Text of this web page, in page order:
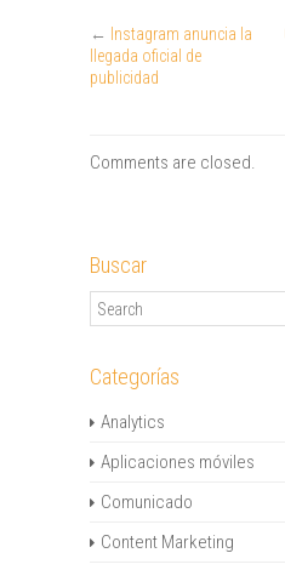
←
Instagram anuncia la
llegada oficial de
publicidad
Comments are closed.
Buscar
Categorías
Analytics
Aplicaciones móviles
Comunicado
Content Marketing